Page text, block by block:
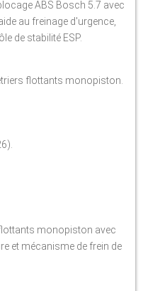
ABS Bosch 5.7 avec
au freinage d'urgence,
de stabilité ESP.
flottants monopiston.
monopiston avec
et mécanisme de frein de